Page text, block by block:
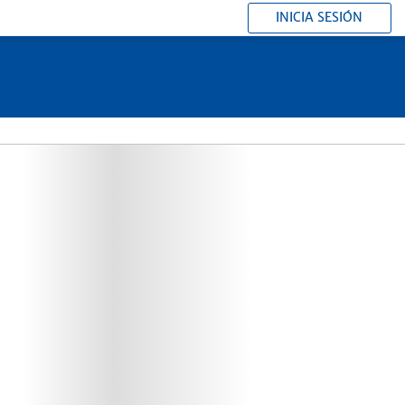
INICIA SESIÓN